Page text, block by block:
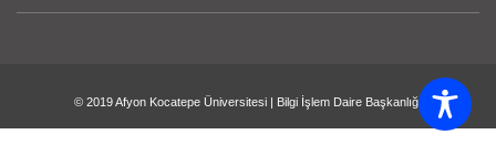
© 2019Afyon Kocatepe Üniversitesi Bilgi İşlem Daire Başkanlığı